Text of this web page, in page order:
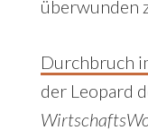
überwunden
Durchbruch
der Leopard